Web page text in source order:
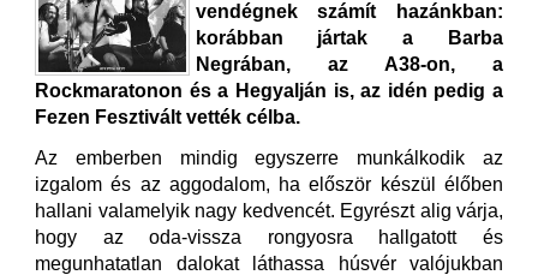
vendégnek számít hazánkban:
korábban jártak a Barba
Negrában, az A38-on, a
Rockmaratonon és a Hegyalján is, az idén pedig a
Fezen Fesztivált vették célba.
Az emberben mindig egyszerre munkálkodik az
izgalom és az aggodalom, ha először készül élőben
hallani valamelyik nagy kedvencét. Egyrészt alig várja,
hogy az oda-vissza rongyosra hallgatott és
megunhatatlan dalokat láthassa húsvér valójukban